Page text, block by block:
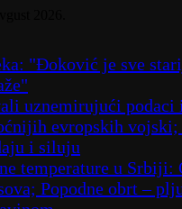
"Đoković je sve
uznemirujući podaci
evropskih vojski;
i siluju
temperature u Srbiji:
Popodne obrt –